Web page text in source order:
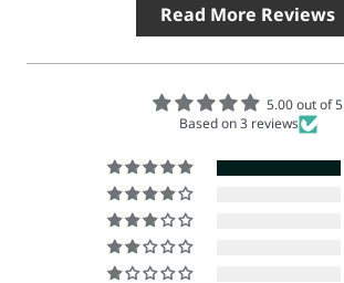
Read More Reviews
5.00 out of 5
Based on 3 reviews